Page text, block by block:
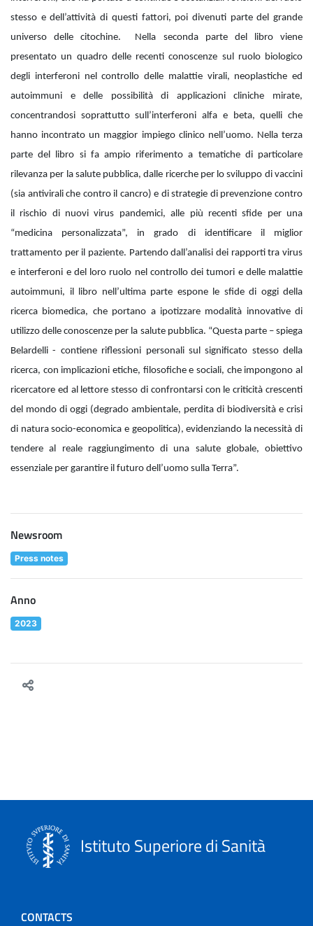
stesso e dell’attività di questi fattori, poi divenuti parte del grande
universo delle citochine. Nella seconda parte del libro viene
presentato un quadro delle recenti conoscenze sul ruolo biologico
degli interferoni nel controllo delle malattie virali, neoplastiche ed
autoimmuni e delle possibilità di applicazioni cliniche mirate,
concentrandosi soprattutto sull’interferoni alfa e beta, quelli che
hanno incontrato un maggior impiego clinico nell’uomo. Nella terza
parte del libro si fa ampio riferimento a tematiche di particolare
rilevanza per la salute pubblica, dalle ricerche per lo sviluppo di vaccini
(sia antivirali che contro il cancro) e di strategie di prevenzione contro
il rischio di nuovi virus pandemici, alle più recenti sfide per una
“medicina personalizzata”, in grado di identificare il miglior
trattamento per il paziente. Partendo dall’analisi dei rapporti tra virus
e interferoni e del loro ruolo nel controllo dei tumori e delle malattie
autoimmuni, il libro nell’ultima parte espone le sfide di oggi della
ricerca biomedica, che portano a ipotizzare modalità innovative di
utilizzo delle conoscenze per la salute pubblica. “Questa parte – spiega
Belardelli - contiene riflessioni personali sul significato stesso della
ricerca, con implicazioni etiche, filosofiche e sociali, che impongono al
ricercatore ed al lettore stesso di confrontarsi con le criticità crescenti
del mondo di oggi (degrado ambientale, perdita di biodiversità e crisi
di natura socio-economica e geopolitica), evidenziando la necessità di
tendere al reale raggiungimento di una salute globale, obiettivo
essenziale per garantire il futuro dell’uomo sulla Terra”.
Newsroom
Press notes
Anno
2023
Istituto Superiore di Sanità
CONTACTS